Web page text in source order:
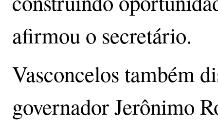
afirmou o secretário.
Vasconcelos também
governador Jerônimo